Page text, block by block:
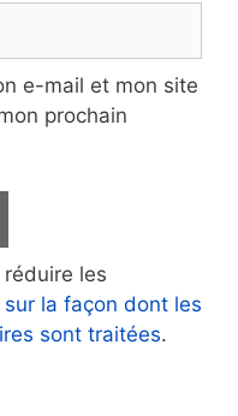
e-mail et mon site
prochain
les
sur la façon dont les
sont traitées.